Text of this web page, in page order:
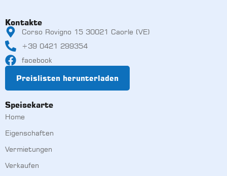
Kontakte
Corso Rovigno 15 30021 Caorle (VE)
+39 0421 299354
facebook
Preislisten herunterladen
Speisekarte
Home
Eigenschaften
Vermietungen
Verkaufen